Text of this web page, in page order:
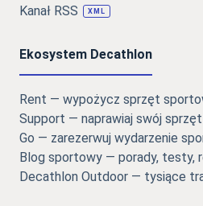
Kanał RSS
XML
Ekosystem Decathlon
Rent — wypożycz sprzęt
Support — naprawiaj swój sprzęt
Go — zarezerwuj wydarzenie
Blog sportowy — porady, testy,
Decathlon Outdoor — tysiące